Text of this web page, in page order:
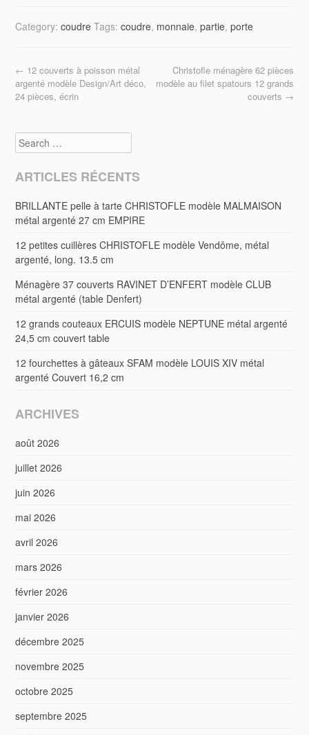
c
e
b
o
o
k
tt
er
ail ta
g
Category:coudre Tags:coudre, monnaie,partie,porte
Post navigation
← 12 couverts à poisson métal
argenté modèle Design/Art déco,
24 pièces, écrin
Christofle ménagère 62 pièces
modèle au filet spatours 12 grands
couverts →
Search
ARTICLES RÉCENTS
BRILLANTE pelle à tarte CHRISTOFLE modèle MALMAISON
métal argenté 27 cm EMPIRE
12 petites cuillères CHRISTOFLE modèle Vendôme, métal
argenté, long. 13.5 cm
Ménagère 37 couverts RAVINET D’ENFERT modèle CLUB
métal argenté (table Denfert)
12 grands couteaux ERCUIS modèle NEPTUNE métal argenté
24,5 cm couvert table
12 fourchettes à gâteaux SFAM modèle LOUIS XIV métal
argenté Couvert 16,2 cm
ARCHIVES
août 2026
juillet 2026
juin 2026
mai 2026
avril 2026
mars 2026
février 2026
janvier 2026
décembre 2025
novembre 2025
octobre 2025
septembre 2025